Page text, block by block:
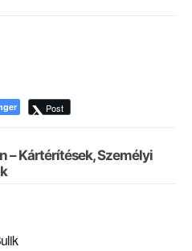
Post
– Kártérítések, Személyi